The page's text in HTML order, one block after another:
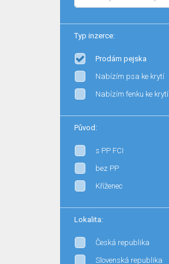
Typ inzerce:
Prodám pejska
Nabízím psa ke krytí
Nabízím fenku ke krytí
Původ:
s PP FCI
bez PP
Kříženec
Lokalita:
Česká republika
Slovenská republika